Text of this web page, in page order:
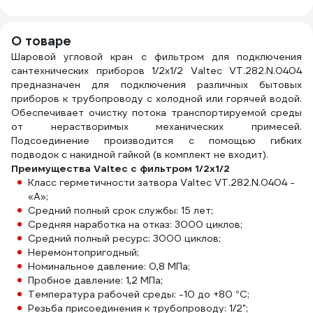
О товаре
Шаровой угловой кран с фильтром для подключения
сантехнических приборов 1/2х1/2 Valtec VT.282.N.0404
предназначен для подключения различных бытовых
приборов к трубопроводу с холодной или горячей водой.
Обеспечивает очистку потока транспортируемой среды
от нерастворимых механических примесей.
Подсоединение производится с помощью гибких
подводок с накидной гайкой (в комплект не входит).
Преимущества Valtec с фильтром 1/2х1/2
Класс герметичности затвора Valtec VT.282.N.0404 -
«А»;
Средний полный срок службы: 15 лет;
Средняя наработка на отказ: 3000 циклов;
Средний полный ресурс: 3000 циклов;
Неремонтопригодный;
Номинальное давление: 0,8 МПа;
Пробное давление: 1,2 МПа;
Температура рабочей среды: -10 до +80 °С;
Резьба присоединения к трубопроводу: 1/2";